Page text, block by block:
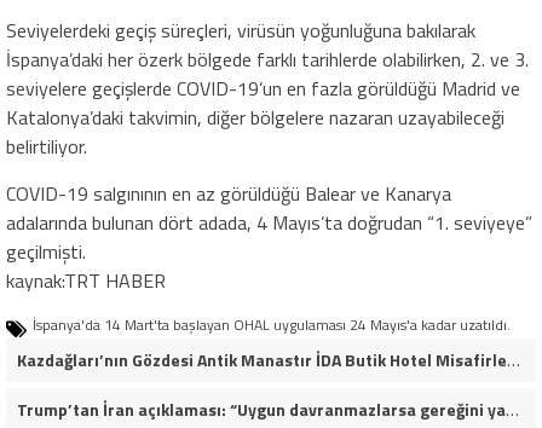
Seviyelerdeki geçiş süreçleri, virüsün yoğunluğuna bakılarak
İspanya’daki her özerk bölgede farklı tarihlerde olabilirken, 2. ve 3.
seviyelere geçişlerde COVID-19’un en fazla görüldüğü Madrid ve
Katalonya’daki takvimin, diğer bölgelere nazaran uzayabileceği
belirtiliyor.
COVID-19 salgınının en az görüldüğü Balear ve Kanarya
adalarında bulunan dört adada, 4 Mayıs’ta doğrudan “1. seviyeye”
geçilmişti.
kaynak:TRT HABER
İspanya'da 14 Mart'ta başlayan OHAL uygulaması 24 Mayıs'a kadar uzatıldı.
Kazdağları’nın Gözdesi Antik Manastır İDA Butik Hotel Misafirlerinden Tam Not Alıyor
Trump’tan İran açıklaması: “Uygun davranmazlarsa gereğini yaparım”